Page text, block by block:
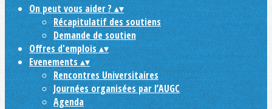
On peut vous aider ?▴▾
Récapitulatif des soutiens
Demande de soutien
Offres d'emplois▴▾
Evenements▴▾
Rencontres Universitaires
Journées organisées par l’AUGC
Agenda